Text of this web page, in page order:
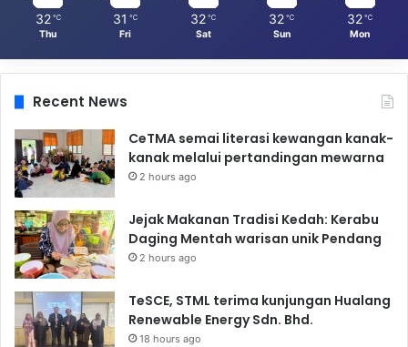
32 ℃
Thu
31 ℃
Fri
32 ℃
Sat
32 ℃
Sun
32 ℃
Mon
Recent News
CeTMA semai literasi kewangan kanak-
kanak melalui pertandingan mewarna
2 hours ago
Jejak Makanan Tradisi Kedah: Kerabu
Daging Mentah warisan unik Pendang
2 hours ago
TeSCE, STML terima kunjungan Hualang
Renewable Energy Sdn. Bhd.
18 hours ago